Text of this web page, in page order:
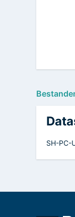
SH-PC-